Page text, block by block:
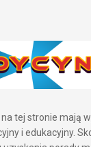
tej stronie mają
i edukacyjny.